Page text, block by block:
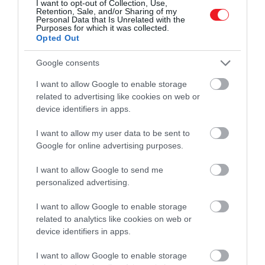
I want to opt-out of Collection, Use,
Retention, Sale, and/or Sharing of my
Personal Data that Is Unrelated with the
Purposes for which it was collected.
Opted Out
Google consents
I want to allow Google to enable storage
related to advertising like cookies on web or
device identifiers in apps.
I want to allow my user data to be sent to
Google for online advertising purposes.
I want to allow Google to send me
personalized advertising.
I want to allow Google to enable storage
related to analytics like cookies on web or
device identifiers in apps.
I want to allow Google to enable storage
Tromsø látképe, Norvégia
Anna Mir Sole/Shutterstock
Elmondása szerintmindennapjaikiegyensúlyozott
ritmusban telnek, melyeket a munka, a baráti
találkozók, időnként a családi látogatások és a
programok teszik ki. Yarber a helyi árakról is nyíltan
beszélt. Ő maga havi
9900 norvég koronáért(326
norvég házakban alapvetőnek számító fűtött
fürdőpadló is megtalálható benne.
Mindemellett órabére körülbelül260 norvég
korona, ami 8500 forintnak felel meg. Hetente
átlagosan 35 órát dolgozik, munkarendjét két héttel
korábban tudja meg, amelyet nem változtathatnak